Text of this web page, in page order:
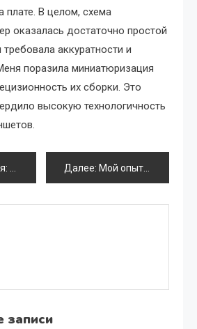
плате. В целом, схема
оказалась достаточно простой
аккуратности и
поразила миниатюризация
их сборки. Это
высокую технологичность
Как я научился включать свой планшет
Далее: Мой опыт использования планшетов типа iPad mini
записи